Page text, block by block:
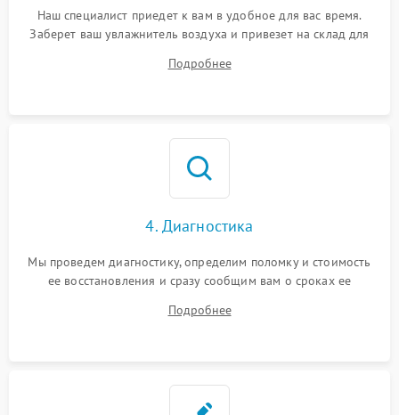
Наш специалист приедет к вам в удобное для вас время.
Заберет ваш увлажнитель воздуха и привезет на склад для
Подробнее
4. Диагностика
Мы проведем диагностику, определим поломку и стоимость
ее восстановления и сразу сообщим вам о сроках ее
Подробнее